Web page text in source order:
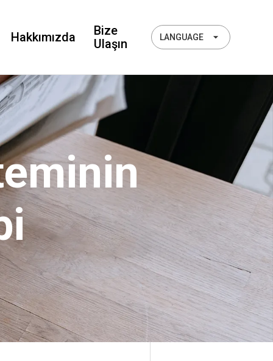
Hakkımızda
Bize
Ulaşın
LANGUAGE